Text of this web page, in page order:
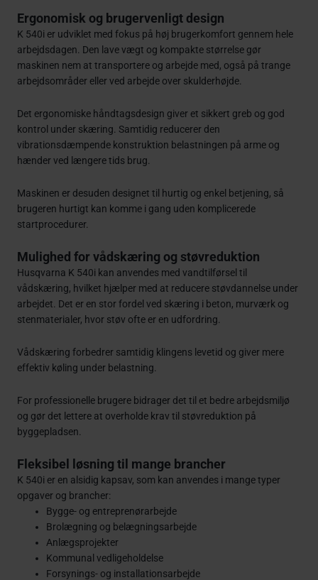
Ergonomisk og brugervenligt design
K 540i er udviklet med fokus på høj brugerkomfort gennem hele
arbejdsdagen. Den lave vægt og kompakte størrelse gør
maskinen nem at transportere og arbejde med, også på trange
arbejdsområder eller ved arbejde over skulderhøjde.
Det ergonomiske håndtagsdesign giver et sikkert greb og god
kontrol under skæring. Samtidig reducerer den
vibrationsdæmpende konstruktion belastningen på arme og
hænder ved længere tids brug.
Maskinen er desuden designet til hurtig og enkel betjening, så
brugeren hurtigt kan komme i gang uden komplicerede
startprocedurer.
Mulighed for vådskæring og støvreduktion
Husqvarna K 540i kan anvendes med vandtilførsel til
vådskæring, hvilket hjælper med at reducere støvdannelse under
arbejdet. Det er en stor fordel ved skæring i beton, murværk og
stenmaterialer, hvor støv ofte er en udfordring.
Vådskæring forbedrer samtidig klingens levetid og giver mere
effektiv køling under belastning.
For professionelle brugere bidrager det til et bedre arbejdsmiljø
og gør det lettere at overholde krav til støvreduktion på
byggepladsen.
Fleksibel løsning til mange brancher
K 540i er en alsidig kapsav, som kan anvendes i mange typer
opgaver og brancher:
Bygge- og entreprenørarbejde
Brolægning og belægningsarbejde
Anlægsprojekter
Kommunal vedligeholdelse
Forsynings- og installationsarbejde